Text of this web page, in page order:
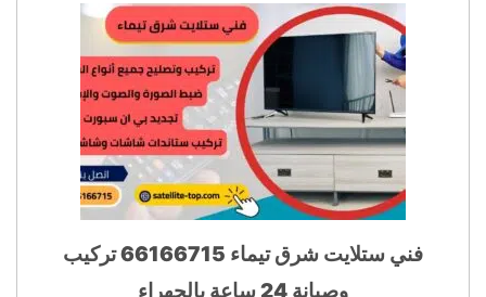
فني ستلايت شرق تيماء 66166715 تركيب
وصيانة 24 ساعة بالجهراء